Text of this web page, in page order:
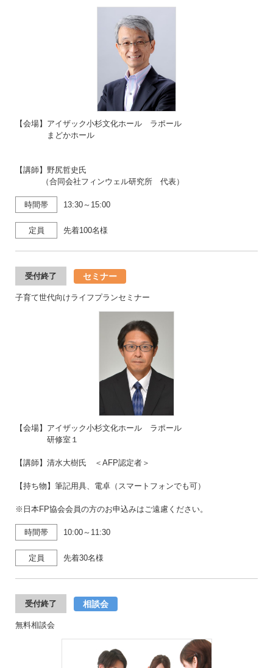
【会場】アイザック小杉文化ホール ラポール
まどかホール
【講師】野尻哲史氏
（合同会社フィンウェル研究所 代表）
時間帯 13:30～15:00
定員 先着100名様
受付終了 セミナー
子育て世代向けライフプランセミナー
【会場】アイザック小杉文化ホール ラポール
研修室１
【講師】清水大樹氏 ＜AFP認定者＞
【持ち物】筆記用具、電卓（スマートフォンでも可）
※日本FP協会会員の方のお申込みはご遠慮ください。
時間帯 10:00～11:30
定員 先着30名様
受付終了 相談会
無料相談会